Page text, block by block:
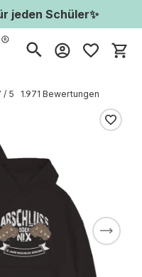
jeden Schüler✨
/ 5 1.971 Bewertungen